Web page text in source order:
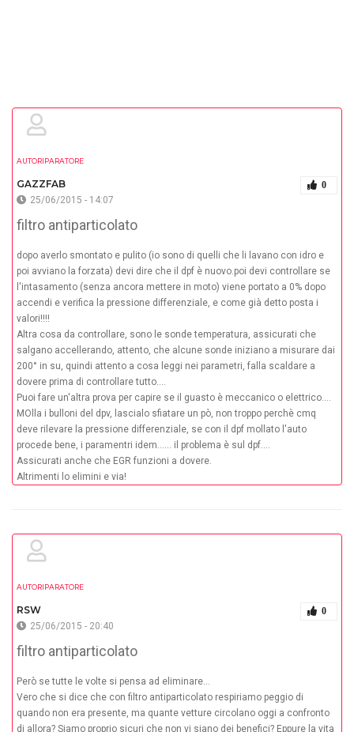
AUTORIPARATORE
GAZZFAB 0
25/06/2015 - 14:07
filtro antiparticolato
dopo averlo smontato e pulito (io sono di quelli che li lavano con idro e
poi avviano la forzata) devi dire che il dpf è nuovo.poi devi controllare se
l'intasamento (senza ancora mettere in moto) viene portato a 0% dopo
accendi e verifica la pressione differenziale, e come già detto posta i
valori!!!!
Altra cosa da controllare, sono le sonde temperatura, assicurati che
salgano accellerando, attento, che alcune sonde iniziano a misurare dai
200° in su, quindi attento a cosa leggi nei parametri, falla scaldare a
dovere prima di controllare tutto....
Puoi fare un'altra prova per capire se il guasto è meccanico o elettrico....
MOlla i bulloni del dpv, lascialo sfiatare un pò, non troppo perchè cmq
deve rilevare la pressione differenziale, se con il dpf mollato l'auto
procede bene, i paramentri idem...... il problema è sul dpf....
Assicurati anche che EGR funzioni a dovere.
Altrimenti lo elimini e via!
AUTORIPARATORE
RSW 0
25/06/2015 - 20:40
filtro antiparticolato
Però se tutte le volte si pensa ad eliminare...
Vero che si dice che con filtro antiparticolato respiriamo peggio di
quando non era presente, ma quante vetture circolano oggi a confronto
di allora? Siamo proprio sicuri che non vi siano dei benefici? Eppure la vita